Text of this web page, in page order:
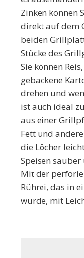
Zinken können
direkt auf dem
beiden
Stücke des
Sie können
gebackene
drehen und
ist auch ideal
aus einer
Fett und
die Löcher
Speisen
Mit der
Rührei, das in
wurde, mit